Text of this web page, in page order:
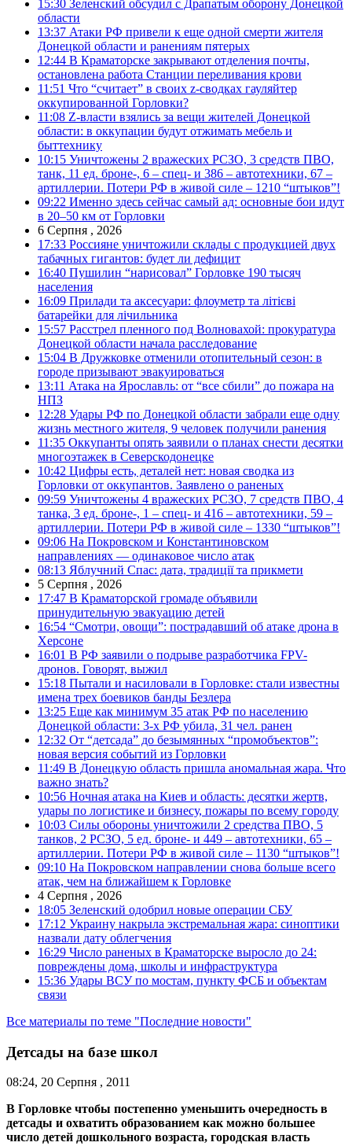
15:30 Зеленский обсудил с Драпатым оборону Донецкой
области
13:37 Атаки РФ привели к еще одной смерти жителя
Донецкой области и ранениям пятерых
12:44 В Краматорске закрывают отделения почты,
остановлена работа Станции переливания крови
11:51 Что “считает” в своих z-сводках гауляйтер
оккупированной Горловки?
11:08 Z-власти взялись за вещи жителей Донецкой
области: в оккупации будут отжимать мебель и
быттехнику
10:15 Уничтожены 2 вражеских РСЗО, 3 средств ПВО,
танк, 11 ед. броне-, 6 – спец- и 386 – автотехники, 67 –
артиллерии. Потери РФ в живой силе – 1210 “штыков”!
09:22 Именно здесь сейчас самый ад: основные бои идут
в 20–50 км от Горловки
6 Серпня , 2026
17:33 Россияне уничтожили склады с продукцией двух
табачных гигантов: будет ли дефицит
16:40 Пушилин “нарисовал” Горловке 190 тысяч
населения
16:09 Прилади та аксесуари: флоуметр та літієві
батарейки для лічильника
15:57 Расстрел пленного под Волновахой: прокуратура
Донецкой области начала расследование
15:04 В Дружковке отменили отопительный сезон: в
городе призывают эвакуироваться
13:11 Атака на Ярославль: от “все сбили” до пожара на
НПЗ
12:28 Удары РФ по Донецкой области забрали еще одну
жизнь местного жителя, 9 человек получили ранения
11:35 Оккупанты опять заявили о планах снести десятки
многоэтажек в Северскодонецке
10:42 Цифры есть, деталей нет: новая сводка из
Горловки от оккупантов. Заявлено о раненых
09:59 Уничтожены 4 вражеских РСЗО, 7 средств ПВО, 4
танка, 3 ед. броне-, 1 – спец- и 416 – автотехники, 59 –
артиллерии. Потери РФ в живой силе – 1330 “штыков”!
09:06 На Покровском и Константиновском
направлениях — одинаковое число атак
08:13 Яблучний Спас: дата, традиції та прикмети
5 Серпня , 2026
17:47 В Краматорской громаде объявили
принудительную эвакуацию детей
16:54 “Смотри, овощи”: пострадавший об атаке дрона в
Херсоне
16:01 В РФ заявили о подрыве разработчика FPV-
дронов. Говорят, выжил
15:18 Пытали и насиловали в Горловке: стали известны
имена трех боевиков банды Безлера
13:25 Еще как минимум 35 атак РФ по населению
Донецкой области: 3-х РФ убила, 31 чел. ранен
12:32 От “детсада” до безымянных “промобъектов”:
новая версия событий из Горловки
11:49 В Донецкую область пришла аномальная жара. Что
важно знать?
10:56 Ночная атака на Киев и область: десятки жертв,
удары по логистике и бизнесу, пожары по всему городу
10:03 Силы обороны уничтожили 2 средства ПВО, 5
танков, 2 РСЗО, 5 ед. броне- и 449 – автотехники, 65 –
артиллерии. Потери РФ в живой силе – 1130 “штыков”!
09:10 На Покровском направлении снова больше всего
атак, чем на ближайшем к Горловке
4 Серпня , 2026
18:05 Зеленский одобрил новые операции СБУ
17:12 Украину накрыла экстремальная жара: синоптики
назвали дату облегчения
16:29 Число раненых в Краматорске выросло до 24:
повреждены дома, школы и инфраструктура
15:36 Удары ВСУ по мостам, пункту ФСБ и объектам
связи
Все материалы по теме "Последние новости"
Детсады на базе школ
08:24, 20 Серпня , 2011
В Горловке чтобы постепенно уменьшить очередность в
детсады и охватить образованием как можно большее
число детей дошкольного возраста, городская власть